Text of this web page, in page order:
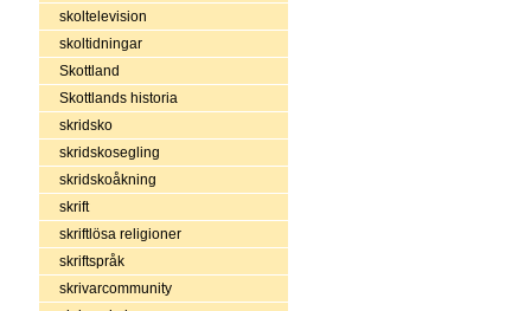
skoltelevision
skoltidningar
Skottland
Skottlands historia
skridsko
skridskosegling
skridskoåkning
skrift
skriftlösa religioner
skriftspråk
skrivarcommunity